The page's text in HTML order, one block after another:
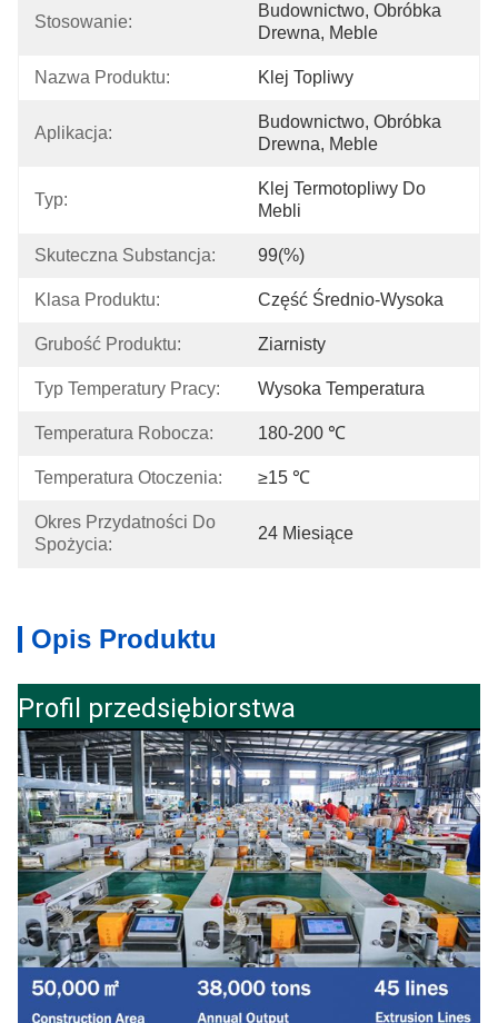
Stosowanie:
Budownictwo, Obróbka
Drewna, Meble
Nazwa Produktu: Klej Topliwy
Aplikacja:
Budownictwo, Obróbka
Drewna, Meble
Typ:
Klej Termotopliwy Do
Mebli
Skuteczna Substancja: 99(%)
Klasa Produktu: Część Średnio-Wysoka
Grubość Produktu: Ziarnisty
Typ Temperatury Pracy: Wysoka Temperatura
Temperatura Robocza: 180-200 ℃
Temperatura Otoczenia: ≥15 ℃
Okres Przydatności Do
Spożycia:
24 Miesiące
Opis Produktu
Profil przedsiębiorstwa